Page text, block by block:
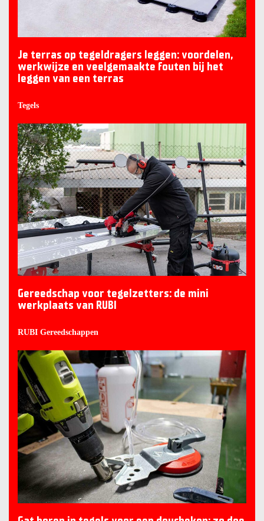
Je terras op tegeldragers leggen: voordelen,
werkwijze en veelgemaakte fouten bij het
leggen van een terras
Tegels
Gereedschap voor tegelzetters: de mini
werkplaats van RUBI
RUBI Gereedschappen